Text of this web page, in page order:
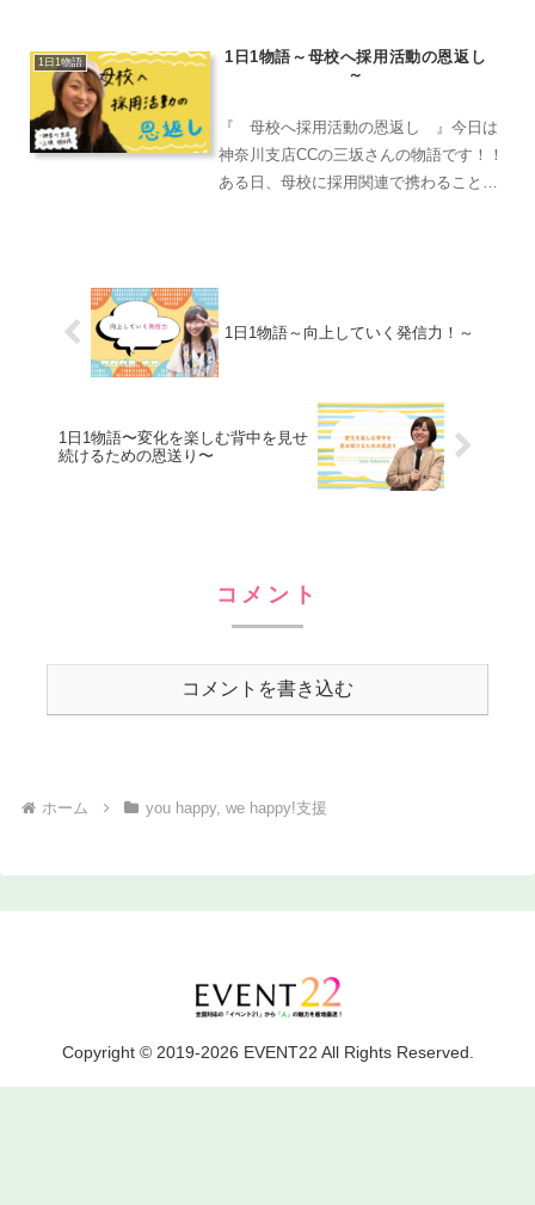
1日1物語
1日1物語～母校へ採用活動の恩返し
～
『 母校へ採用活動の恩返し 』今日は
神奈川支店CCの三坂さんの物語です！！
ある日、母校に採用関連で携わることが
メリカへ短期留学・スペ...
1日1物語～向上していく発信力！～
1日1物語〜変化を楽しむ背中を見せ
続けるための恩送り〜
コメント
コメントを書き込む
ホーム you happy, we happy!支援
Copyright © 2019-2026 EVENT22 All Rights Reserved.